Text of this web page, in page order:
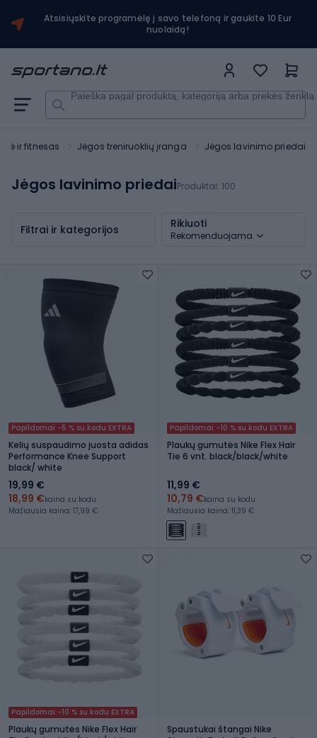
Atsisiųskite programėlę į savo telefoną ir gaukite 10 Eur
nuolaidą!
Paieška pagal produktą, kategoriją arba prekės ženklą
ir fitnesas Jėgos treniruoklių įranga Jėgos lavinimo priedai
Jėgos lavinimo priedaiProduktai: 100
Filtrai ir kategorijos Rikiuoti
Rekomenduojama
Papildomai -5 % su kodu EXTRA
Kelių suspaudimo juosta adidas
Performance Knee Support
black/ white
19,99 €
18,99 €kaina su kodu
Mažiausia kaina: 17,99 €
Papildomai -10 % su kodu EXTRA
Plaukų gumutės Nike Flex Hair
Tie 6 vnt. black/black/white
11,99 €
10,79 €kaina su kodu
Mažiausia kaina: 11,39 €
Papildomai -10 % su kodu EXTRA
Plaukų gumutės Nike Flex Hair
Spaustukai štangai Nike